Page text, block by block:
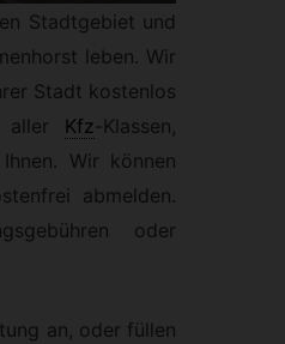
Stadtgebiet und
leben. Wir
Stadt kostenlos
Kfz Klassen,
Wir können
abmelden.
oder
an, oder füllen